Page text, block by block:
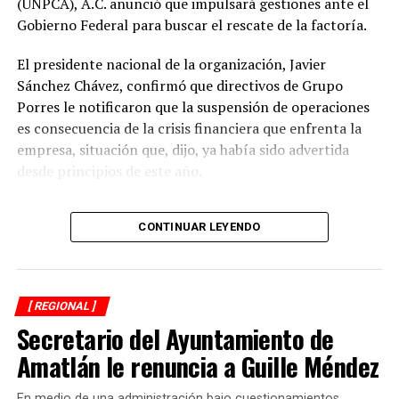
Gobierno Federal para buscar el rescate de la factoría.
El presidente nacional de la organización, Javier
Sánchez Chávez, confirmó que directivos de Grupo
Porres le notificaron que la suspensión de operaciones
es consecuencia de la crisis financiera que enfrenta la
empresa, situación que, dijo, ya había sido advertida
desde principios de este año.
El dirigente sostuvo que una de las prioridades es
garantizar que los productores reciban el pago íntegro
empresa se comprometió a cubrir los adeudos conforme
a la ley y a los acuerdos establecidos al concluir la
molienda.
El Ingenio San Pedro abastecía entre 17 mil y 18 mil
hectáreas de cultivo y concentraba la producción de
CONTINUAR LEYENDO
[ REGIONAL ]
Secretario del Ayuntamiento de
Amatlán le renuncia a Guille Méndez